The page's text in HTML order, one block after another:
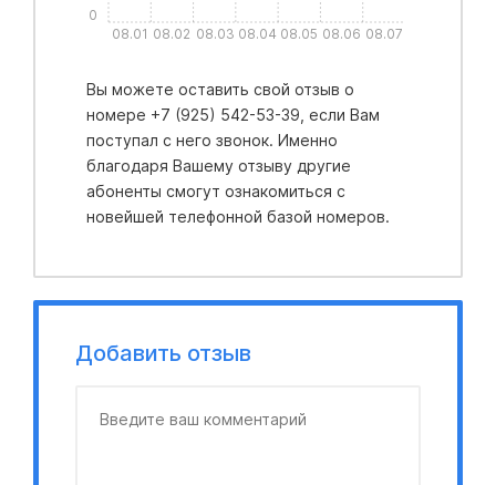
08.01 08.02 08.03 08.04 08.05 08.06 08.07
0
Вы можете оставить свой отзыв о
номере +7 (925) 542-53-39, если Вам
поступал с него звонок. Именно
благодаря Вашему отзыву другие
абоненты смогут ознакомиться с
новейшей телефонной базой номеров.
Добавить отзыв